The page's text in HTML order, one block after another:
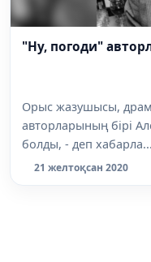
"Ну, погоди"
Орыс жазушысы,
авторларының бірі
болды, - деп хабарла...
21 желтоқсан 2020